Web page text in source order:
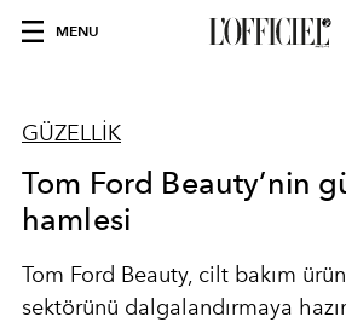
MENU
GÜZELLİK
Tom Ford Beauty’nin
hamlesi
Tom Ford Beauty, cilt bakım
sektörünü dalgalandırmaya